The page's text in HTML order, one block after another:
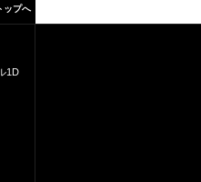
ップへ
1D